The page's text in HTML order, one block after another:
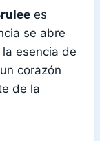
es
se abre
esencia de
corazón
de la